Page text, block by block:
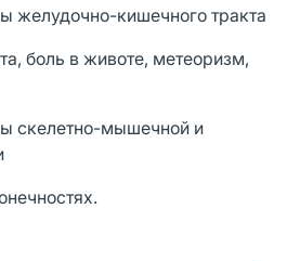
желудочно-кишечного тракта
боль в животе, метеоризм,
скелетно-мышечной и